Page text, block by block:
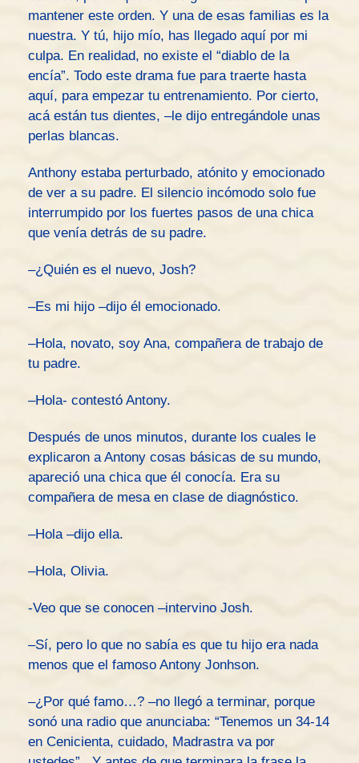
mantener este orden. Y una de esas familias es la
nuestra. Y tú, hijo mío, has llegado aquí por mi
culpa. En realidad, no existe el “diablo de la
encía”. Todo este drama fue para traerte hasta
aquí, para empezar tu entrenamiento. Por cierto,
acá están tus dientes, –le dijo entregándole unas
perlas blancas.
Anthony estaba perturbado, atónito y emocionado
de ver a su padre. El silencio incómodo solo fue
interrumpido por los fuertes pasos de una chica
que venía detrás de su padre.
–¿Quién es el nuevo, Josh?
–Es mi hijo –dijo él emocionado.
–Hola, novato, soy Ana, compañera de trabajo de
tu padre.
–Hola- contestó Antony.
Después de unos minutos, durante los cuales le
explicaron a Antony cosas básicas de su mundo,
apareció una chica que él conocía. Era su
compañera de mesa en clase de diagnóstico.
–Hola –dijo ella.
–Hola, Olivia.
-Veo que se conocen –intervino Josh.
–Sí, pero lo que no sabía es que tu hijo era nada
menos que el famoso Antony Jonhson.
–¿Por qué famo…? –no llegó a terminar, porque
sonó una radio que anunciaba: “Tenemos un 34-14
en Cenicienta, cuidado, Madrastra va por